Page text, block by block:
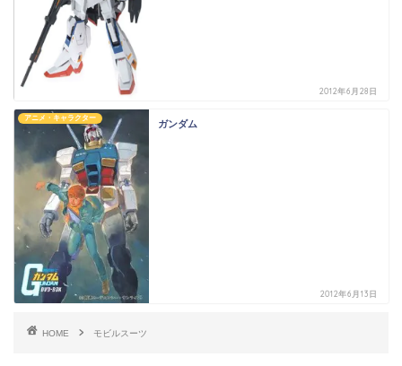
2012年6月28日
アニメ・キャラクター
ガンダム
2012年6月13日
HOME モビルスーツ